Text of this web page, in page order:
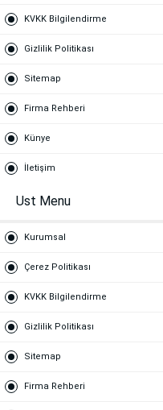
KVKK Bilgilendirme
Gizlilik Politikası
Sitemap
Firma Rehberi
Künye
İletişim
Ust Menu
Kurumsal
Çerez Politikası
KVKK Bilgilendirme
Gizlilik Politikası
Sitemap
Firma Rehberi